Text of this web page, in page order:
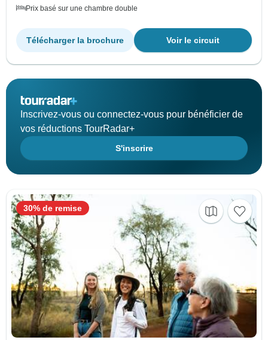
Prix basé sur une chambre double
Voir le circuit
Télécharger la brochure
Inscrivez-vous ou connectez-vous pour bénéficier de
vos réductions TourRadar+
S'inscrire
30% de remise